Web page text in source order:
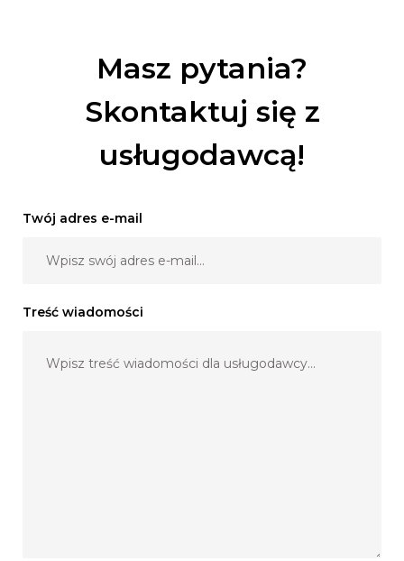
Masz pytania?
Skontaktuj się z
usługodawcą!
Twój adres e-mail
Treść wiadomości